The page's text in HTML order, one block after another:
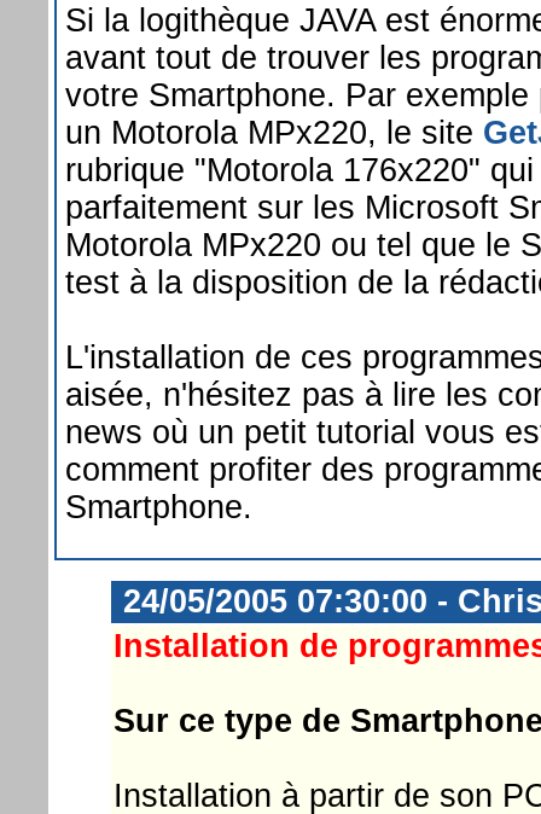
Si la logithèque JAVA est
avant tout de trouver les
votre Smartphone. Par
un Motorola MPx220, le site
rubrique "Motorola 176x220"
parfaitement sur les Microsoft
Motorola MPx220 ou tel que le
test à la disposition de la
L'installation de ces
aisée, n'hésitez pas à lire les
news où un petit tutorial vous
comment profiter des
Smartphone.
24/05/2005 07:30:00 -
Installation de
Sur ce type de
Installation à partir de son